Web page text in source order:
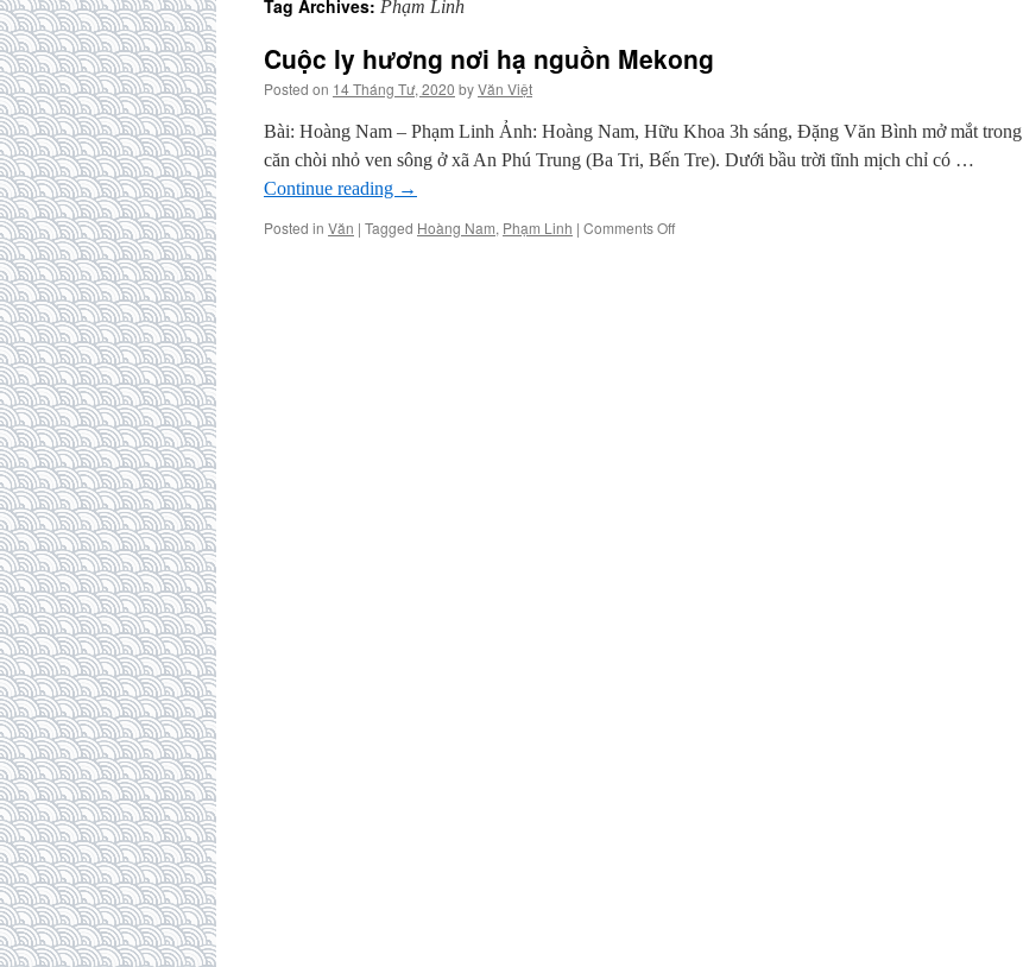
Tag Archives: Phạm Linh
Cuộc ly hương nơi hạ nguồn Mekong
Posted on 14 Tháng Tư, 2020 byVăn Việt
Bài: Hoàng Nam – Phạm Linh Ảnh: Hoàng Nam, Hữu Khoa 3h sáng, Đặng Văn Bình mở mắt trong
căn chòi nhỏ ven sông ở xã An Phú Trung (Ba Tri, Bến Tre). Dưới bầu trời tĩnh mịch chỉ có …
Continue reading →
Posted in Văn | Tagged Hoàng Nam, Phạm Linh | Comments Offon